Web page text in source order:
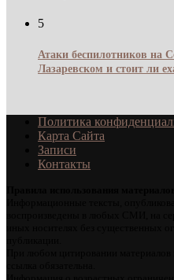
5
Атаки беспилотников на
Лазаревском и стоит ли
Политика
Карта Сайта
Записи
Контакты